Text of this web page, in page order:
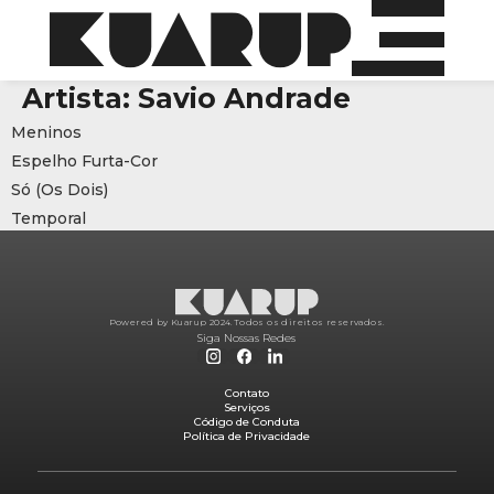
Artista: Savio Andrade
Meninos
Espelho Furta-Cor
Só (Os Dois)
Temporal
Powered by Kuarup 2024. Todos os direitos reservados.
Siga Nossas Redes
Contato
Serviços
Código de Conduta
Política de Privacidade